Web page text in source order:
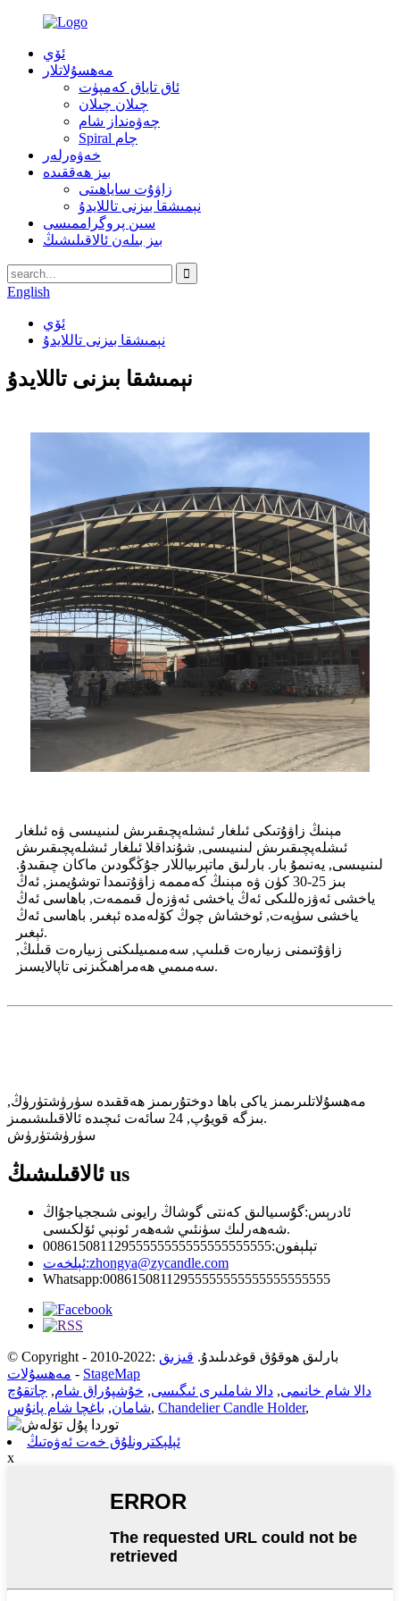
ئۆي
مەھسۇلاتلار
ئاق تاياق كەمپۈت
چىلان چىلان
چەۋەنداز شام
Spiral چام
خەۋەرلەر
بىز ھەققىدە
زاۋۇت ساياھىتى
نېمىشقا بىزنى تاللايدۇ
سىن پروگراممىسى
بىز بىلەن ئالاقىلىشىڭ
English
ئۆي
نېمىشقا بىزنى تاللايدۇ
نېمىشقا بىزنى تاللايدۇ
مېنىڭ زاۋۇتىكى ئىلغار ئىشلەپچىقىرىش لىنىيىسى ۋە ئىلغار
ئىشلەپچىقىرىش لىنىيىسى, شۇنداقلا ئىلغار ئىشلەپچىقىرىش
لىنىيىسى, يەنىمۇ بار. بارلىق ماتېرىياللار جۇڭگودىن ماكان چىقىدۇ.
بىز 25-30 كۈن ۋە مېنىڭ كەمممە زاۋۇتىمدا توشۇيمىز, ئەڭ
ياخشى ئەۋزەللىكى ئەڭ ياخشى ئەۋزەل قىممەت, باھاسى ئەڭ
ياخشى سۈپەت, ئوخشاش چوڭ كۆلەمدە ئېغىر, باھاسى ئەڭ
ئېغىر.
زاۋۇتىمنى زىيارەت قىلىپ, سەمىمىيلىكنى زىيارەت قىلىڭ,
سەمىمىي ھەمراھىڭىزنى تاپالايسىز.
مەھسۇلاتلىرىمىز ياكى باھا دوختۇرىمىز ھەققىدە سۈرۈشتۈرۈڭ,
بىزگە قويۇپ, 24 سائەت ئىچىدە ئالاقىلىشىمىز.
سۈرۈشتۈرۈش
ئالاقىلىشىڭ us
ئادرېس:گۇسىيالىق كەنتى گوشاڭ رايونى شىججياجۇاڭ
شەھەرلىك سۈنئىي شەھەر ئونېي ئۆلكىسى.
تېلېفون:00861508112955555555555555555555
ئېلخەت:zhongya@zycandle.com
Whatsapp:00861508112955555555555555555555
© Copyright - 2010-2022: بارلىق ھوقۇق قوغدىلىدۇ. قىزىق
مەھسۇلات - StageMap
دالا شام خانىمى, دالا شاملىرى ئىگىسى, خۇشپۇراق شام, چاتقۇچ
شامان, باغچا شام پانۇس , Chandelier Candle Holder,
ئېلېكترونلۇق خەت ئەۋەتىڭ
x